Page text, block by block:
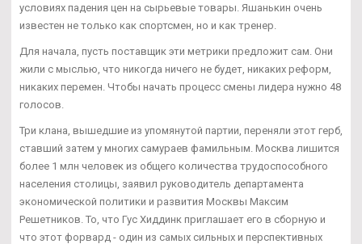
условиях падения цен на сырьевые товары. Яшанькин очень
известен не только как спортсмен, но и как тренер.
Для начала, пусть поставщик эти метрики предложит сам. Они
жили с мыслью, что никогда ничего не будет, никаких реформ,
никаких перемен. Чтобы начать процесс смены лидера нужно 48
голосов.
Три клана, вышедшие из упомянутой партии, переняли этот герб,
ставший затем у многих самураев фамильным. Москва лишится
более 1 млн человек из общего количества трудоспособного
населения столицы, заявил руководитель департамента
экономической политики и развития Москвы Максим
Решетников. То, что Гус Хиддинк приглашает его в сборную и
что этот форвард - один из самых сильных и перспективных